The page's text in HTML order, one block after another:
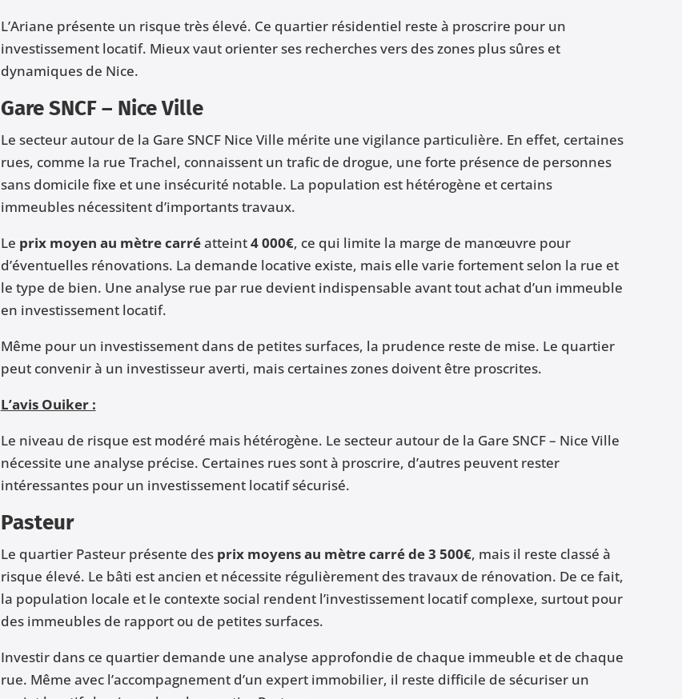
L’Ariane présente un risque très élevé. Ce quartier résidentiel reste à proscrire pour un
investissement locatif. Mieux vaut orienter ses recherches vers des zones plus sûres et
dynamiques de Nice.
Gare SNCF – Nice Ville
Le secteur autour de la Gare SNCF Nice Ville mérite une vigilance particulière. En effet, certaines
rues, comme la rue Trachel, connaissent un trafic de drogue, une forte présence de personnes
sans domicile fixe et une insécurité notable. La population est hétérogène et certains
immeubles nécessitent d’importants travaux.
Le prix moyen au mètre carréatteint4 000€, ce qui limite la marge de manœuvre pour
d’éventuelles rénovations. La demande locative existe, mais elle varie fortement selon la rue et
le type de bien. Une analyse rue par rue devient indispensable avant tout achat d’un immeuble
en investissement locatif.
Même pour un investissement dans de petites surfaces, la prudence reste de mise. Le quartier
peut convenir à un investisseur averti, mais certaines zones doivent être proscrites.
L’avis Ouiker :
Le niveau de risque est modéré mais hétérogène. Le secteur autour de la Gare SNCF – Nice Ville
nécessite une analyse précise. Certaines rues sont à proscrire, d’autres peuvent rester
intéressantes pour un investissement locatif sécurisé.
Pasteur
Le quartier Pasteur présente des prix moyens au mètre carré de 3 500€, mais il reste classé à
risque élevé. Le bâti est ancien et nécessite régulièrement des travaux de rénovation. De ce fait,
la population locale et le contexte social rendent l’investissement locatif complexe, surtout pour
des immeubles de rapport ou de petites surfaces.
Investir dans ce quartier demande une analyse approfondie de chaque immeuble et de chaque
rue. Même avec l’accompagnement d’un expert immobilier, il reste difficile de sécuriser un